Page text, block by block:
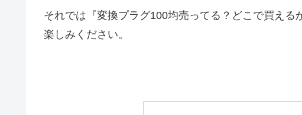
それでは『変換プラグ100均売ってる？どこで買え
楽しみください。